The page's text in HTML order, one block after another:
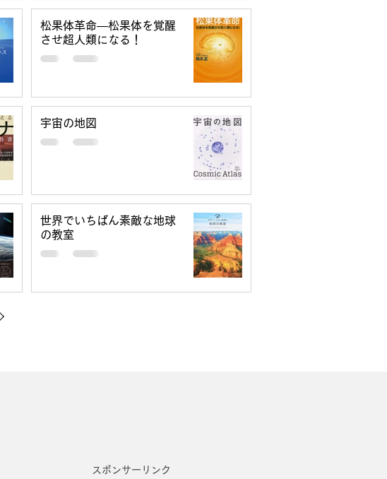
松果体革命―松果体を覚醒
させ超人類になる！
宇宙の地図
世界でいちばん素敵な地球
の教室
スポンサーリンク